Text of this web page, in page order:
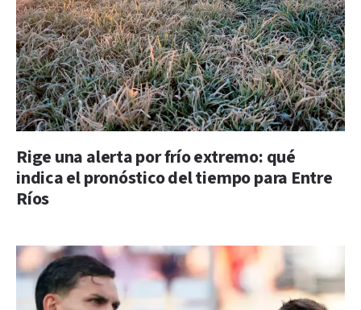
Rige una alerta por frío extremo: qué
indica el pronóstico del tiempo para Entre
Ríos